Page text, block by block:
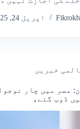
اپریل 24, 2025
خبریں
مصر میں چار
ڈوب گئے،